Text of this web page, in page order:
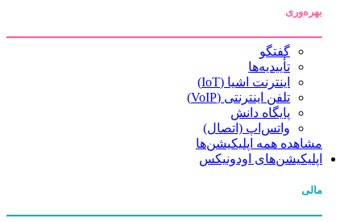
بهره‌وری
گفتگو
تأییدیه‌ها
اینترنت اشیا (IoT)
تلفن اینترنتی (VoIP)
پایگاه دانش
واتس‌اپ (اتصال)
مشاهده همه اپلیکیشن‌ها
اپلیکیشن‌های اودونیکس
مالی